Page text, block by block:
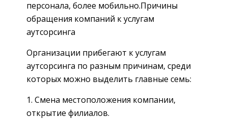
персонала, более мобильно.Причины
обращения компаний к услугам
аутсорсинга
Организации прибегают к услугам
аутсорсинга по разным причинам, среди
которых можно выделить главные семь:
Смена местоположения компании,
открытие филиалов.